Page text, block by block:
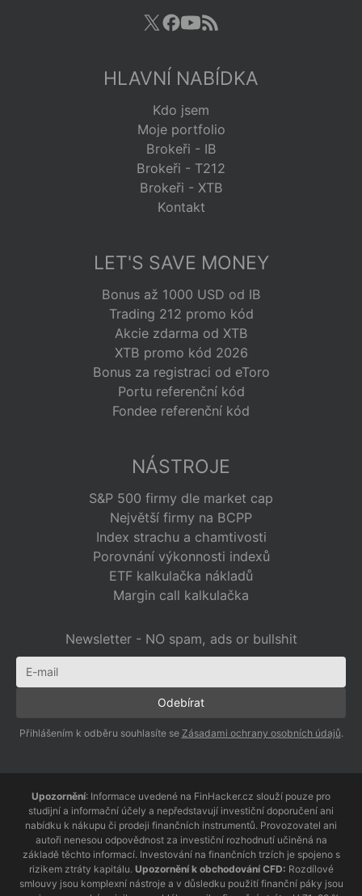
HLAVNÍ NABÍDKA
Kdo jsem
Moje portfolio
Brokeři - IB
Brokeři - T212
Brokeři - XTB
Kontakt
LET'S SAVE MONEY
Bonus až 1000 USD od IB
Trading 212 promo kód
Akcie zdarma od XTB
XTB promo kód 2026
Bonus za registraci od eToro
Portu referenční kód
Fondee referenční kód
NÁSTROJE
S&P 500 firmy dle market cap
Největší firmy na BCPP
Index strachu a chamtivosti
Porovnání výkonnosti indexů
ETF kalkulačka nákladů
Margin call kalkulačka
Newsletter - NO spam, ads or bullshit
Přihlášením k odběru souhlasíte se Zásadami ochrany osobních údajů.
Upozornění: Informace uvedené na FinHacker.cz slouží pouze pro
studijní a informační účely a nepředstavují investiční doporučení ani
nabídku k nákupu či prodeji finančních instrumentů. Provozovatel ani
autoři nenesou odpovědnost za investiční rozhodnutí učiněná na
základě těchto informací. Investování na finančních trzích je spojeno s
rizikem ztráty kapitálu. Upozornění k obchodování CFD: Rozdílové
smlouvy jsou komplexní nástroje a v důsledku použití finanční páky jsou